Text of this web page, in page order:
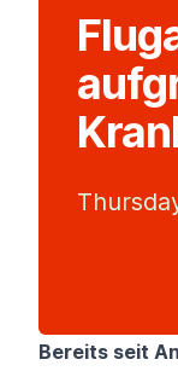
Bereits seit